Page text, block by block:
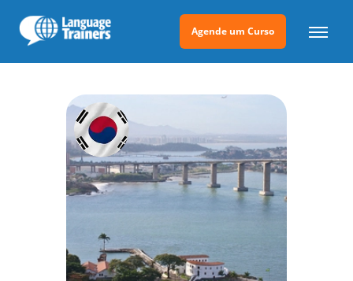
Agende um Curso